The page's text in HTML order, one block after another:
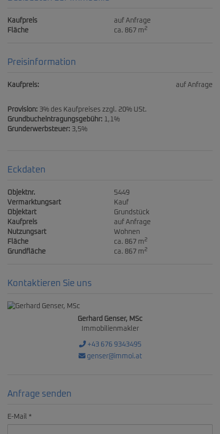
Kaufpreis
auf Anfrage
Fläche
ca. 867 m2
Preisinformation
Kaufpreis: auf Anfrage
Provision: 3% des Kaufpreises zzgl. 20% USt.
Grundbucheintragungsgebühr: 1,1%
Grunderwerbsteuer: 3,5%
Eckdaten
Objektnr.
5449
Vermarktungsart
Kauf
Objektart
Grundstück
Kaufpreis
auf Anfrage
Nutzungsart
Wohnen
Fläche
ca. 867 m2
Grundfläche ca. 867 m2
Kontaktieren Sie uns
Gerhard Genser, MSc
Immobilienmakler
+43 676 9343495
genser@immoi.at
Anfrage senden
E-Mail